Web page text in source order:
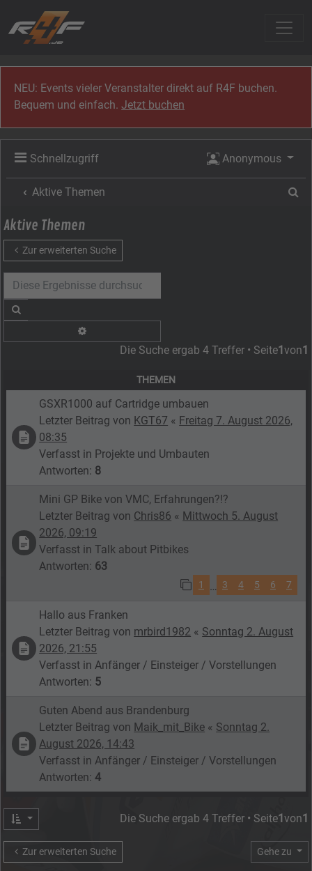
NEU: Events vieler Veranstalter direkt auf R4F buchen.
Bequem und einfach.Jetzt buchen
Schnellzugriff Anonymous
Aktive Themen
Aktive Themen
Zur erweiterten Suche
Die Suche ergab 4 Treffer • Seite1von1
THEMEN
GSXR1000 auf Cartridge umbauen
Letzter Beitrag von KGT67 « Freitag 7. August 2026,
08:35
Verfasst in Projekte und Umbauten
Antworten: 8
Mini GP Bike von VMC, Erfahrungen?!?
Letzter Beitrag von Chris86 « Mittwoch 5. August
2026, 09:19
Verfasst inTalk about Pitbikes
Antworten: 63
1 … 3 4 5 6 7
Hallo aus Franken
Letzter Beitrag von mrbird1982 « Sonntag 2. August
2026, 21:55
Verfasst in Anfänger / Einsteiger / Vorstellungen
Antworten: 5
Guten Abend aus Brandenburg
Letzter Beitrag von Maik_mit_Bike « Sonntag 2.
August 2026, 14:43
Verfasst in Anfänger / Einsteiger / Vorstellungen
Antworten:4
Die Suche ergab 4 Treffer • Seite1von1
Zur erweiterten Suche Gehe zu